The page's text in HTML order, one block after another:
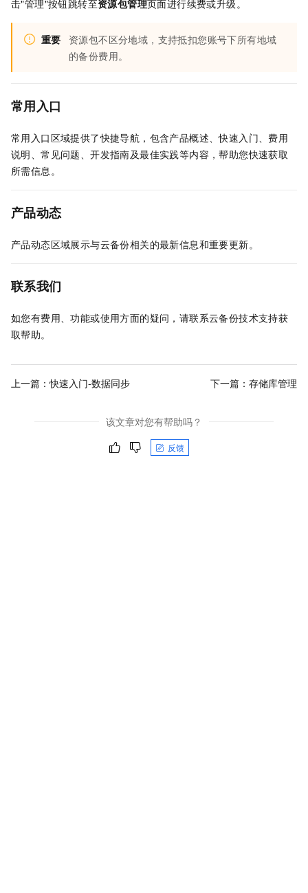
击"管理"按钮跳转至资源包管理页面进行续费或升级。
重要
资源包不区分地域，支持抵扣您账号下所有地域
的备份费用。
常用入口
常用入口区域提供了快捷导航，包含产品概述、快速入门、费用
说明、常见问题、开发指南及最佳实践等内容，帮助您快速获取
所需信息。
产品动态
产品动态区域展示与云备份相关的最新信息和重要更新。
联系我们
如您有费用、功能或使用方面的疑问，请联系云备份技术支持获
取帮助。
上一篇：快速入门-数据同步 下一篇： 存储库管理
该文章对您有帮助吗？
反馈